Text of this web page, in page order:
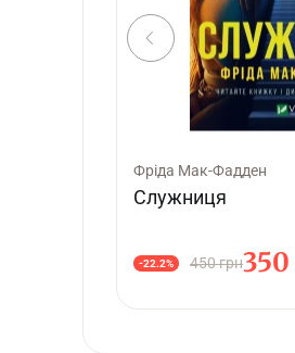
Фріда Мак-Фадден
Служниця
450 грн
-22.2% 350